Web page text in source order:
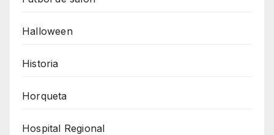
Halloween
Historia
Horqueta
Hospital Regional